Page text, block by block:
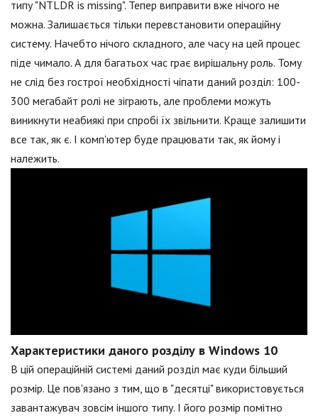
типу "NTLDR is missing". Тепер виправити вже нічого не
можна. Залишається тільки перевстановити операційну
систему. Начебто нічого складного, але часу на цей процес
піде чимало. А для багатьох час грає вирішальну роль. Тому
не слід без гострої необхідності чіпати даний розділ: 100-
300 мегабайт ролі не зіграють, але проблеми можуть
виникнути неабиякі при спробі їх звільнити. Краще залишити
все так, як є. І комп'ютер буде працювати так, як йому і
належить.
Характеристики даного розділу в Windows 10
В цій операційній системі даний розділ має куди більший
розмір. Це пов'язано з тим, що в "десятці" використовується
завантажувач зовсім іншого типу. І його розмір помітно